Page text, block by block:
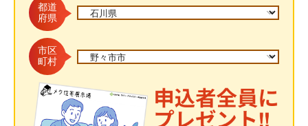
都道
府県
市区
町村